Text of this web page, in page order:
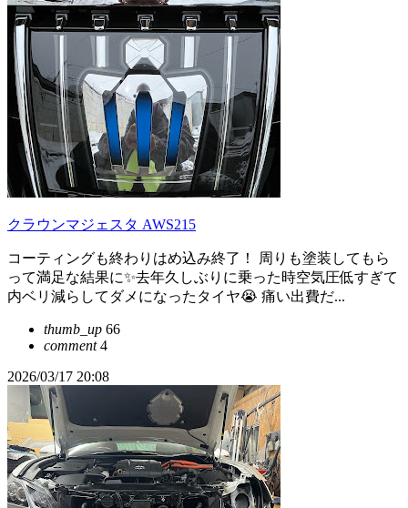
クラウンマジェスタ AWS215
コーティングも終わりはめ込み終了！ 周りも塗装してもら
って満足な結果に✨去年久しぶりに乗った時空気圧低すぎて
内ベリ減らしてダメになったタイヤ😭 痛い出費だ...
thumb_up 66
comment4
2026/03/17 20:08